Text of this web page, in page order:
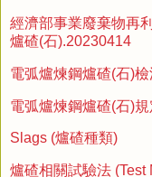
經濟部事業廢棄物再
爐碴(石).20230414
電弧爐煉鋼爐碴(石)
電弧爐煉鋼爐碴(石)
Slags (爐碴種類)
爐碴相關試驗法 (Test